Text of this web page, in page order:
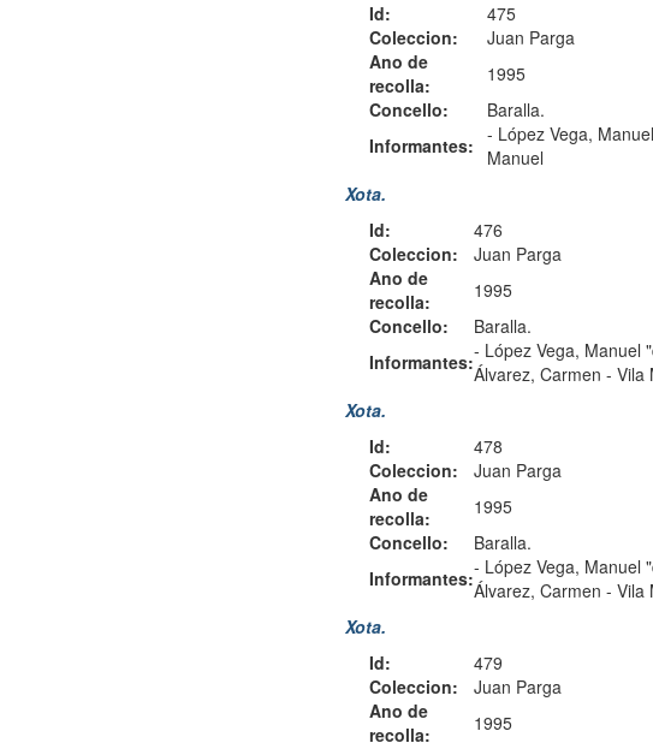
Id:
475
Coleccion:
Juan Parga
Ano de
recolla:
1995
Concello:
Baralla.
Informantes: - López Vega,
Manuel
Xota.
Id:
476
Coleccion:
Juan Parga
Ano de
recolla:
1995
Concello:
Baralla.
Informantes:- López Vega, Manuel
Álvarez, Carmen - Vila
Xota.
Id:
478
Coleccion:
Juan Parga
Ano de
recolla:
1995
Concello:
Baralla.
Informantes:- López Vega, Manuel
Álvarez, Carmen - Vila
Xota.
Id:
479
Coleccion:
Juan Parga
Ano de
recolla:
1995